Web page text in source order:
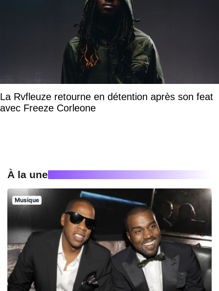
La Rvfleuze retourne en détention après son feat
avec Freeze Corleone
À la une
Musique